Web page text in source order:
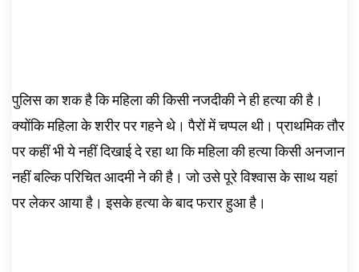
पुलिस का शक है कि महिला की किसी नजदीकी ने ही हत्या की है।
क्योंकि महिला के शरीर पर गहने थे। पैरों में चप्पल थी। प्राथमिक तौर
पर कहीं भी ये नहीं दिखाई दे रहा था कि महिला की हत्या किसी अनजान
नहीं बल्कि परिचित आदमी ने की है। जो उसे पूरे विश्वास के साथ यहां
पर लेकर आया है। इसके हत्या के बाद फरार हुआ है।